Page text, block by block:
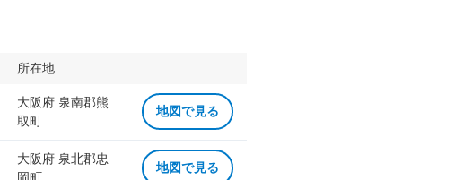
所在地
大阪府 泉南郡熊
取町
地図で見る
大阪府 泉北郡忠
地図で見る